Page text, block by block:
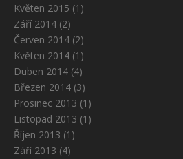
Květen 2015 (1)
Září 2014 (2)
Červen 2014 (2)
Květen 2014 (1)
Duben 2014 (4)
Březen 2014 (3)
Prosinec 2013 (1)
Listopad 2013 (1)
Říjen 2013 (1)
Září 2013 (4)